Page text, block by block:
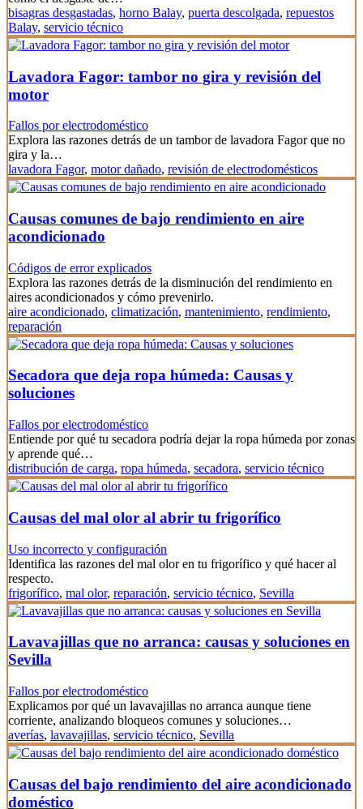
bisagras desgastadas, horno Balay, puerta descolgada, repuestos
Balay, servicio técnico
Lavadora Fagor: tambor no gira y revisión del
motor
Fallos por electrodoméstico
Explora las razones detrás de un tambor de lavadora Fagor que no
gira y la…
lavadora Fagor, motor dañado, revisión de electrodomésticos
Causas comunes de bajo rendimiento en aire
acondicionado
Códigos de error explicados
Explora las razones detrás de la disminución del rendimiento en
aires acondicionados y cómo prevenirlo.
aire acondicionado, climatización, mantenimiento, rendimiento,
reparación
Secadora que deja ropa húmeda: Causas y
soluciones
Fallos por electrodoméstico
Entiende por qué tu secadora podría dejar la ropa húmeda por zonas
y aprende qué…
distribución de carga, ropa húmeda, secadora, servicio técnico
Causas del mal olor al abrir tu frigorífico
Uso incorrecto y configuración
Identifica las razones del mal olor en tu frigorífico y qué hacer al
respecto.
frigorífico, mal olor, reparación, servicio técnico, Sevilla
Lavavajillas que no arranca: causas y soluciones en
Sevilla
Fallos por electrodoméstico
Explicamos por qué un lavavajillas no arranca aunque tiene
corriente, analizando bloqueos comunes y soluciones…
averías, lavavajillas, servicio técnico, Sevilla
Causas del bajo rendimiento del aire acondicionado
doméstico